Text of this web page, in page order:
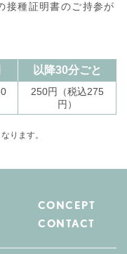
接種証明書のご持参が
以降30分ごと
250円（税込275
円）
ります。
CONCEPT
CONTACT